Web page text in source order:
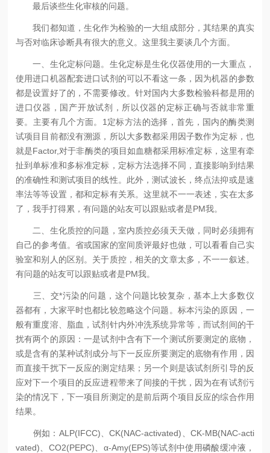
最后谈些生化审核的问题。
我们都知道，生化作为检验的一大组成部分，其结果的真实
与否对临床诊断具有很大的意义。这里我主要谈几个方面。
一、生化定标问题。生化定标是生化仪器使用的一大重点，
使用进口机器配套进口试剂的可以不看这一条，因为机器的参数
都是设置好了的，不需要修改。针对国内大多数检验科都是用的
进口仪器，国产开放试剂，所以仪器的定标正确与否就非常重
要。主要有几个方面。1定标方法的选择，首先，国内的酶类测
试项目目前都没有溯源，所以大多数都采用因子数作为定标，也
就是Factor,对于非酶类的项目如血糖都采用标准定标，这里有牵
扯到单标准和多标准定标，定标方法选择不同，直接影响到结果
的准确性和测试项目的线性。此外，测试波长，终点法抑或是速
率法等等设置，都和定标有关系。这里就不一一表述，实在太多
了，我手打得累，有问题的站友可以跟贴或者是PM我。
二、生化质控的问题，室内质控必须天天做，同时必须拥有
自己的参考值。省或国家的室间质评最好也做，可以看看自己实
验室和别人的区别。关于质控，相关的文章太多，不一一叙述。
有问题的站友可以跟贴或者是PM我。
三、交*污染的问题，这个问题比较复杂，基本上大多数仪
器都有，大家平时也都比较忽略这个问题。标本污染的原因，一
般有重度溶、脂血，试剂针内外冲洗系统异常等，而试剂间的干
扰有两个的原因：一是试剂中含有下一个测试所要测定的底物，
或是含有的某种试剂成分与下一反应所要测定的底物有作用，因
而直接干扰下一反应的测定结果；另一个则是该试剂所引导的反
应对下一个项目的反应进程带来了间接的干扰，因为在有试剂污
染的情况下，下一项目所测定的是前后两个项目反应的综合作用
结果。
例如：ALP(IFCC)、CK(NAC-activated)、CK-MB(NAC-acti
vated)、CO2(PEPC)、α-Amy(EPS)等试剂中使用磷酸缓冲液，